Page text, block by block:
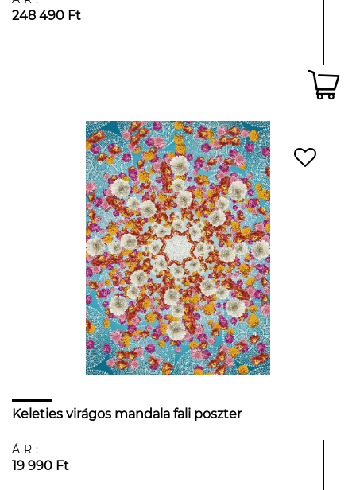
248 490 Ft
Keleties virágos mandala fali poszter
ÁR:
19 990 Ft